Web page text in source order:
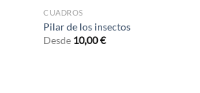
CUADROS
Pilar de los insectos
Desde 10,00€